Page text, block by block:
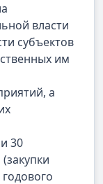
власти
субъектов
им
а
30